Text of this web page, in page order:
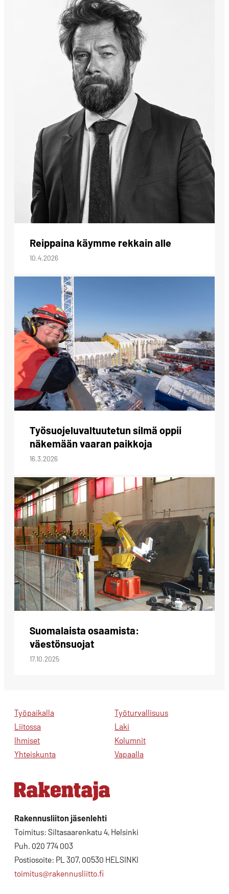
Reippaina käymme rekkain alle
10.4.2026
Työsuojeluvaltuutetun silmä oppii
näkemään vaaran paikkoja
16.3.2026
Suomalaista osaamista:
väestönsuojat
17.10.2025
Työpaikalla
Liitossa
Ihmiset
Yhteiskunta
Työturvallisuus
Laki
Kolumnit
Vapaalla
Rakennusliiton jäsenlehti
Toimitus: Siltasaarenkatu 4, Helsinki
Puh. 020 774 003
Postiosoite: PL 307, 00530 HELSINKI
toimitus@rakennusliitto.fi